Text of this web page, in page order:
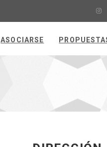
ASOCIARSE